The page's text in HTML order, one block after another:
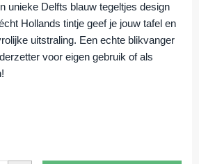
unieke Delfts blauw tegeltjes design
Hollands tintje geef je jouw tafel en
uitstraling. Een echte blikvanger
voor eigen gebruik of als